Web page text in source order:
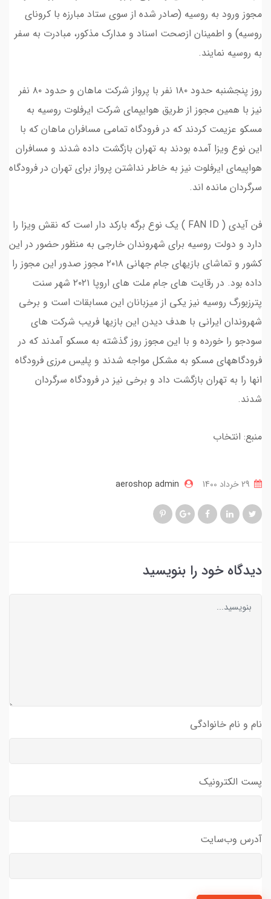
مجوز ورود به روسیه (صادر شده از سوی ستاد مبارزه با کرونای
روسیه) و اطمینان ازصحت اسناد و مدارک مذکور، مبادرت به سفر
به روسیه نمایند.
روز پنجشنبه حدود ۱۸۰ نفر با پرواز شرکت ماهان و حدود ۸۰ نفر
نیز با همین مجوز از طریق هوایپمای شرکت ایرفلوت روسیه به
مسکو عزیمت کردند که در فرودگاه تمامی مسافران ماهان که با
این نوع ویزا آمده بودند به تهران بازگشت داده شدند و مسافران
هواپیمای ایرفلوت نیز به خاطر نداشتن پرواز برای تهران در فرودگاه
سرگردان مانده اند.
فن آیدی ( FAN ID ) یک نوع برگه بارکد دار است که نقش ویزا را
دارد و دولت روسیه برای شهروندان خارجی به منظور حضور در این
کشور و تماشای بازیهای جام جهانی ۲۰۱۸ مجوز صدور این مجوز را
داده بود. در رقایت های جام ملت های اروپا ۲۰۲۱ شهر سنت
پترزبورگ روسیه نیز یکی از میزبانان این مسابقات است و برخی
شهروندان ایرانی با هدف دیدن این بازیها فریب شرکت های
سودجو را خورده و با این مجوز روز گذشته به مسکو آمدند که در
فرودگاههای مسکو به مشکل مواجه شدند و پلیس مرزی فرودگاه
انها را به تهران بازگشت داد و برخی نیز در فرودگاه سرگردان
شدند.
منبع: انتخاب
aeroshop admin
دیدگاه خود را بنویسید
نام و نام خانوادگی
پست الکترونیک
آدرس وب‌سایت